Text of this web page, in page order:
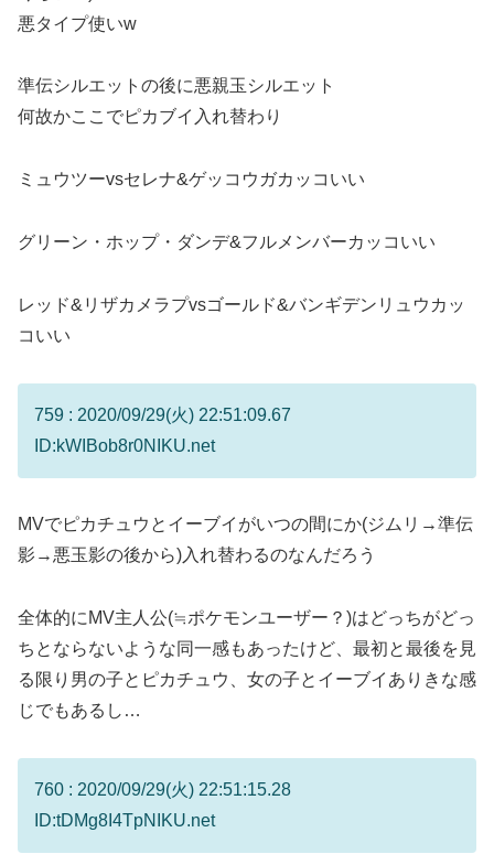
悪タイプ使いw
準伝シルエットの後に悪親玉シルエット
何故かここでピカブイ入れ替わり
ミュウツーvsセレナ&ゲッコウガカッコいい
グリーン・ホップ・ダンデ&フルメンバーカッコいい
レッド&リザカメラプvsゴールド&バンギデンリュウカッ
コいい
759 : 2020/09/29(火) 22:51:09.67
ID:kWIBob8r0NIKU.net
MVでピカチュウとイーブイがいつの間にか(ジムリ→準伝
影→悪玉影の後から)入れ替わるのなんだろう
全体的にMV主人公(≒ポケモンユーザー？)はどっちがどっ
ちとならないような同一感もあったけど、最初と最後を見
る限り男の子とピカチュウ、女の子とイーブイありきな感
じでもあるし…
760 : 2020/09/29(火) 22:51:15.28
ID:tDMg8I4TpNIKU.net